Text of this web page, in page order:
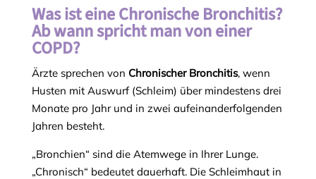
Was ist eine Chronische Bronchitis?
Ab wann spricht man von einer
COPD?
Ärzte sprechen von Chronischer Bronchitis, wenn
Husten mit Auswurf (Schleim) über mindestens drei
Monate pro Jahr und in zwei aufeinanderfolgenden
Jahren besteht.
„Bronchien“ sind die Atemwege in Ihrer Lunge.
„Chronisch“ bedeutet dauerhaft. Die Schleimhaut in